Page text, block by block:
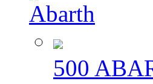
Abarth
500